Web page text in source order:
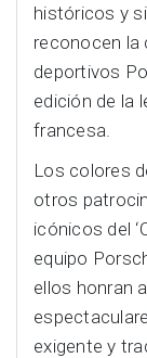
históricos y
reconocen la
deportivos
edición de la
francesa.
Los colores
otros
icónicos del
equipo
ellos honran
exigente y